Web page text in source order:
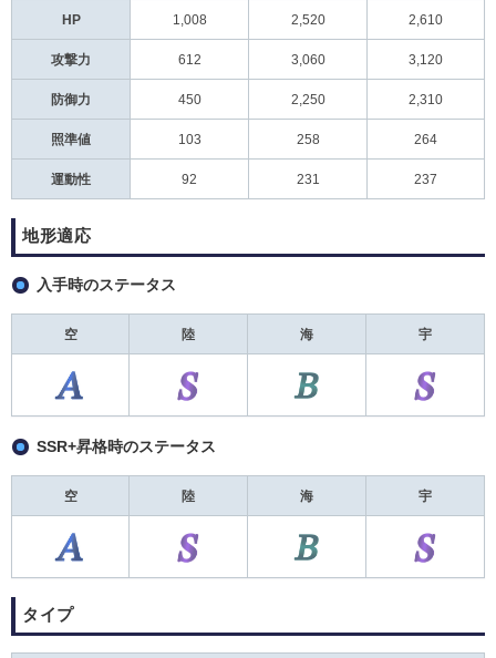
HP 1,008 2,520 2,610
攻撃力 612 3,060 3,120
防御力 450 2,250 2,310
照準値 103 258 264
運動性 92 231 237
地形適応
入手時のステータス
空 陸 海 宇
SSR+昇格時のステータス
空 陸 海 宇
タイプ